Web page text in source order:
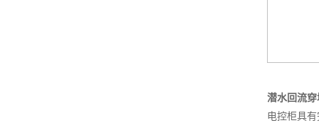
潜水回流
电控柜具